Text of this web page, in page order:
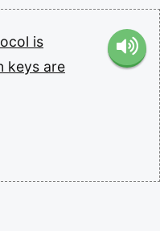
is
keys are